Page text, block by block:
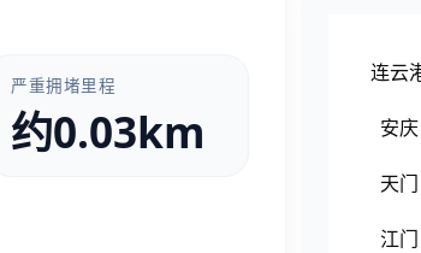
严重拥堵里程
约0.03km
连云
安庆
天门
江门